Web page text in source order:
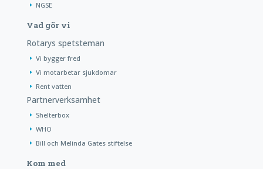
NGSE
Vad gör vi
Rotarys spetsteman
Vi bygger fred
Vi motarbetar sjukdomar
Rent vatten
Partnerverksamhet
Shelterbox
WHO
Bill och Melinda Gates stiftelse
Kom med